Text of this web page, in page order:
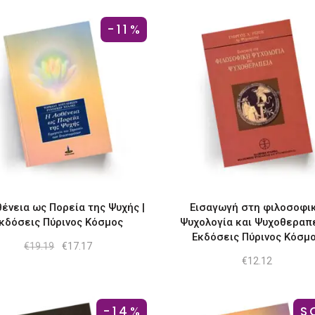
-11%
ως Πορεία της Ψυχής |
Πύρινος Κόσμος
€19.19
Original
€17.17Η
Εισαγωγή στη
Ψυχολογία και
Εκδόσεις Πύρινος
€12.12
-14% -